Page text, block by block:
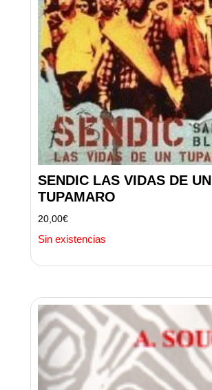
SENDIC LAS VIDAS DE UN
TUPAMARO
20,00€
Sin existencias